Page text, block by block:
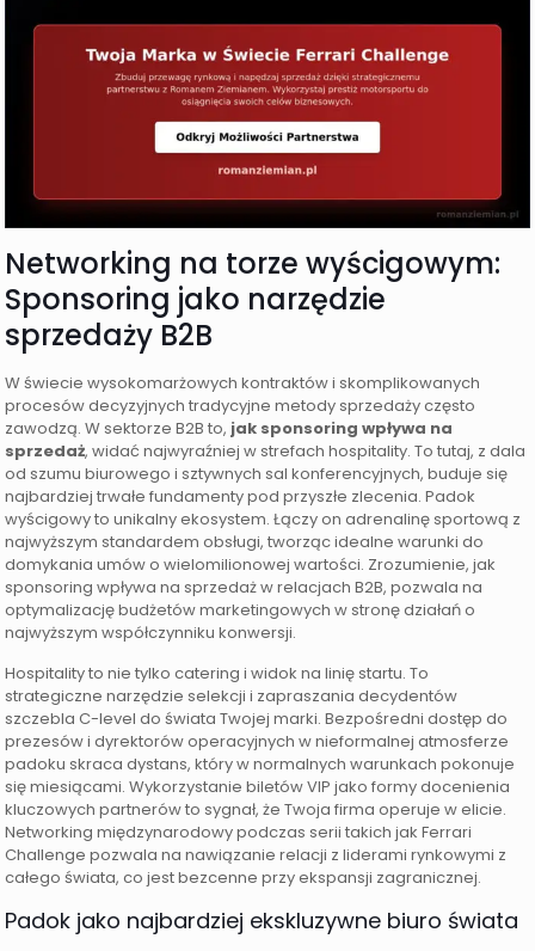
Networking na torze wyścigowym:
Sponsoring jako narzędzie
sprzedaży B2B
W świecie wysokomarżowych kontraktów i skomplikowanych
procesów decyzyjnych tradycyjne metody sprzedaży często
zawodzą. W sektorze B2B to, jak sponsoring wpływa na
sprzedaż, widać najwyraźniej w strefach hospitality. To tutaj, z dala
od szumu biurowego i sztywnych sal konferencyjnych, buduje się
najbardziej trwałe fundamenty pod przyszłe zlecenia. Padok
wyścigowy to unikalny ekosystem. Łączy on adrenalinę sportową z
najwyższym standardem obsługi, tworząc idealne warunki do
domykania umów o wielomilionowej wartości. Zrozumienie, jak
sponsoring wpływa na sprzedaż w relacjach B2B, pozwala na
optymalizację budżetów marketingowych w stronę działań o
najwyższym współczynniku konwersji.
Hospitality to nie tylko catering i widok na linię startu. To
strategiczne narzędzie selekcji i zapraszania decydentów
szczebla C-level do świata Twojej marki. Bezpośredni dostęp do
prezesów i dyrektorów operacyjnych w nieformalnej atmosferze
padoku skraca dystans, który w normalnych warunkach pokonuje
się miesiącami. Wykorzystanie biletów VIP jako formy docenienia
kluczowych partnerów to sygnał, że Twoja firma operuje w elicie.
Networking międzynarodowy podczas serii takich jak Ferrari
Challenge pozwala na nawiązanie relacji z liderami rynkowymi z
całego świata, co jest bezcenne przy ekspansji zagranicznej.
Padok jako najbardziej ekskluzywne biuro świata